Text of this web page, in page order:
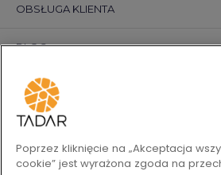
OBSŁUGA KLIENTA
BLOG
KONTAKT
Poprzez kliknięcie na „Akceptacja
cookie” jest wyrażona zgoda na